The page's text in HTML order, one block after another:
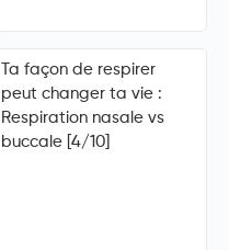
Ta façon de respirer
peut changer ta vie :
Respiration nasale vs
buccale [4/10]